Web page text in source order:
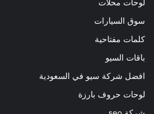
لوحات محلات
سوق السيارات
كلمات مفتاحية
باقات السيو
افضل شركة سيو في السعودية
لوحات حروف بارزة